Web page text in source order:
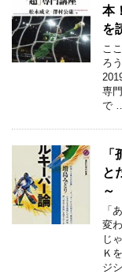
本
を
こ
ろ
専
で
と
～
「
変
じ
Ｋ
ジ